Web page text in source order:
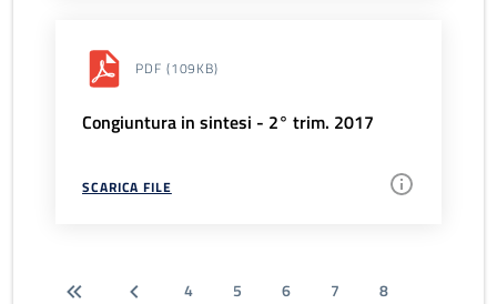
PDF (109KB)
Congiuntura in sintesi - 2° trim. 2017
SCARICA FILE
4 5 6 7
8